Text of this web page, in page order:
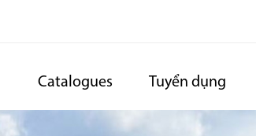
Catalogues Tuyển dụng